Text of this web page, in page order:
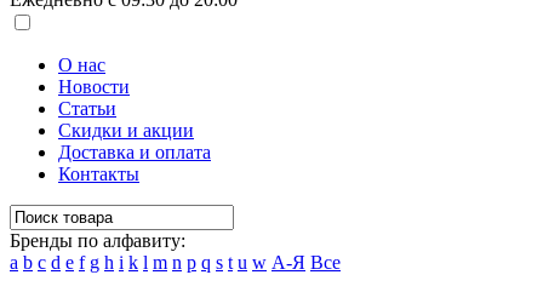
О нас
Новости
Статьи
Скидки и акции
Доставка и оплата
Контакты
Бренды по алфавиту:
a b c d e f g h i k l m n p q s t u w А-Я Все